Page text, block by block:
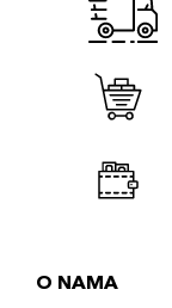
O NAMA